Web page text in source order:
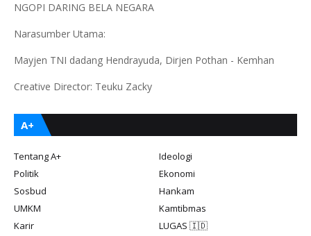
NGOPI DARING BELA NEGARA
Narasumber Utama:
Mayjen TNI dadang Hendrayuda, Dirjen Pothan - Kemhan
Creative Director: Teuku Zacky
A+
Tentang A+
Ideologi
Politik
Ekonomi
Sosbud
Hankam
UMKM
Kamtibmas
Karir
LUGAS 🇮🇩